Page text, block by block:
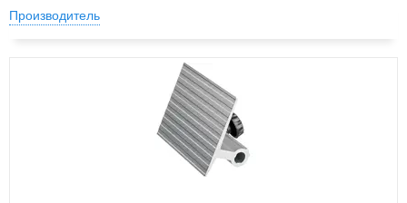
Производитель